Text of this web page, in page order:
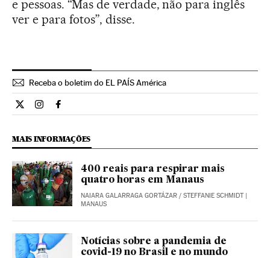
e pessoas. “Mas de verdade, não para inglês
ver e para fotos”, disse.
Receba o boletim do EL PAÍS América
Internacional El País Brasil en Twitter
Internacional El País Brasil en Instagram
Internacional El País Brasil en Facebook
MAIS INFORMAÇÕES
400 reais para respirar mais
quatro horas em Manaus
NAIARA GALARRAGA GORTÁZAR / STEFFANIE SCHMIDT|
MANAUS
Notícias sobre a pandemia de
covid-19 no Brasil e no mundo